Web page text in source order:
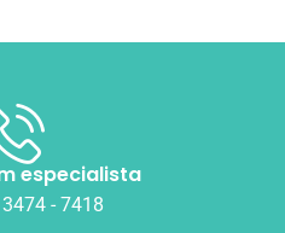
especialista
- 7418